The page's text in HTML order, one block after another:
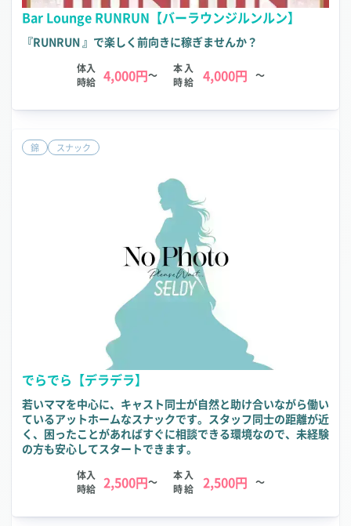
Bar Lounge RUNRUN【バーラウンジルンルン】
『RUNRUN 』で楽しく前向きに稼ぎませんか？
体入
時給 4,000円～
本入
時給
4,000円 ～
錦 スナック
でらでら【デラデラ】
若いママを中心に、キャスト同士が自然と助け合いながら働い
ているアットホームなスナックです。スタッフ同士の距離が近
く、困ったことがあればすぐに相談できる環境なので、未経験
の方も安心してスタートできます。
体入
時給 2,500円～
本入
時給
2,500円 ～